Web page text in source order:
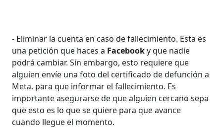
- Eliminar la cuenta en caso de fallecimiento. Esta es
una petición que haces a Facebooky que nadie
podrá cambiar. Sin embargo, esto requiere que
alguien envíe una foto del certificado de defunción a
Meta, para que informar el fallecimiento. Es
importante asegurarse de que alguien cercano sepa
que esto es lo que se quiere para que avance
cuando llegue el momento.